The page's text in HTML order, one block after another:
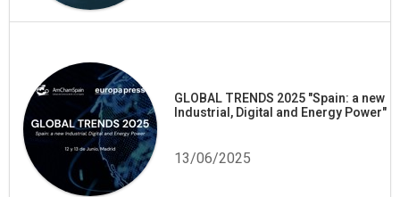
GLOBAL TRENDS 2025 "Spain: a new
Industrial, Digital and Energy Power"
13/06/2025